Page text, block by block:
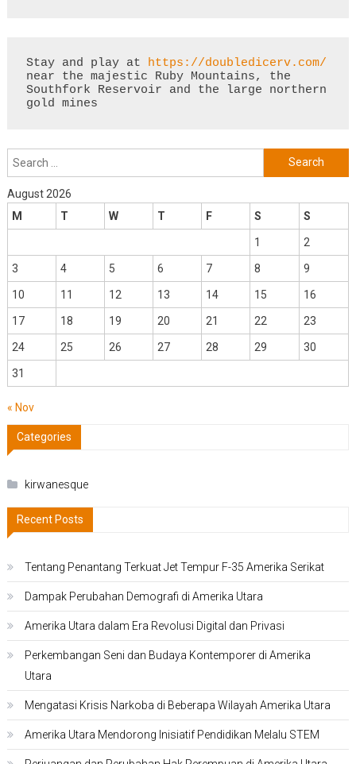
Stay and play at https://doubledicerv.com/
near the majestic Ruby Mountains, the
Southfork Reservoir and the large northern
gold mines
Search
for:
August 2026
M
T W T F S S
1 2
3 4 5 6 7 8 9
10 11 12 13 14 15 16
17 18 19 20 21 22 23
24 25 26 27 28 29 30
31
« Nov
Categories
kirwanesque
Recent Posts
Tentang Penantang Terkuat Jet Tempur F-35 Amerika Serikat
Dampak Perubahan Demografi di Amerika Utara
Amerika Utara dalam Era Revolusi Digital dan Privasi
Perkembangan Seni dan Budaya Kontemporer di Amerika
Utara
Mengatasi Krisis Narkoba di Beberapa Wilayah Amerika Utara
Amerika Utara Mendorong Inisiatif Pendidikan Melalu STEM